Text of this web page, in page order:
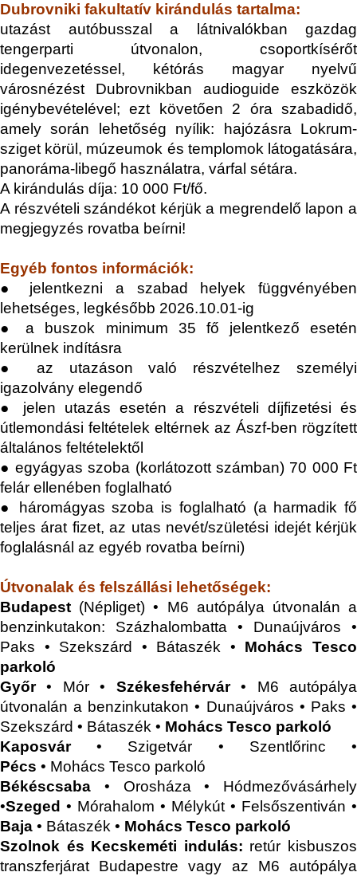
Dubrovniki fakultatív kirándulás tartalma:
utazást autóbusszal a látnivalókban gazdag
tengerparti útvonalon, csoportkísérőt
idegenvezetéssel, kétórás magyar nyelvű
városnézést Dubrovnikban audioguide eszközök
igénybevételével; ezt követően 2 óra szabadidő,
amely során lehetőség nyílik: hajózásra Lokrum-
sziget körül, múzeumok és templomok látogatására,
panoráma-libegő használatra, várfal sétára.
A kirándulás díja: 10 000 Ft/fő.
A részvételi szándékot kérjük a megrendelő lapon a
megjegyzés rovatba beírni!
Egyéb fontos információk:
● jelentkezni a szabad helyek függvényében
lehetséges, legkésőbb 2026.10.01-ig
● a buszok minimum 35 fő jelentkező esetén
kerülnek indításra
● az utazáson való részvételhez személyi
igazolvány elegendő
● jelen utazás esetén a részvételi díjfizetési és
útlemondási feltételek eltérnek az Ászf-ben rögzített
általános feltételektől
● egyágyas szoba (korlátozott számban) 70 000 Ft
felár ellenében foglalható
● háromágyas szoba is foglalható (a harmadik fő
teljes árat fizet, az utas nevét/születési idejét kérjük
foglalásnál az egyéb rovatba beírni)
Útvonalak és felszállási lehetőségek:
Budapest (Népliget) • M6 autópálya útvonalán a
benzinkutakon: Százhalombatta • Dunaújváros •
Paks • Szekszárd • Bátaszék • Mohács Tesco
parkoló
Győr• Mór • Székesfehérvár• M6 autópálya
útvonalán a benzinkutakon • Dunaújváros • Paks •
Szekszárd • Bátaszék • Mohács Tesco parkoló
Kaposvár• Szigetvár • Szentlőrinc •
Pécs • Mohács Tesco parkoló
Békéscsaba • Orosháza • Hódmezővásárhely
•Szeged • Mórahalom • Mélykút • Felsőszentiván •
Baja • Bátaszék • Mohács Tesco parkoló
Szolnok és Kecskeméti indulás: retúr kisbuszos
transzferjárat Budapestre vagy az M6 autópálya